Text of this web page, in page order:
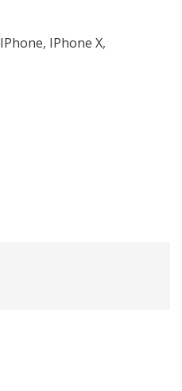
IPhone, IPhone X,